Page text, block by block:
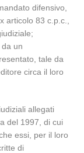
difensivo,
articolo 83 c.p.c.,
un
tale da
circa il loro
allegati
del 1997, di cui
essi, per il loro
di